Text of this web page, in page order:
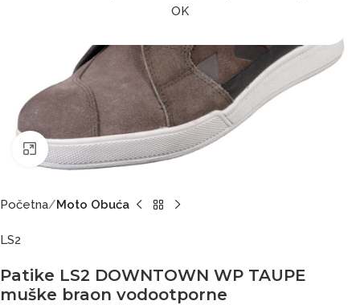
OK
Click to enlarge
Početna Moto Obuća
LS2
Patike LS2 DOWNTOWN WP TAUPE
muške braon vodootporne